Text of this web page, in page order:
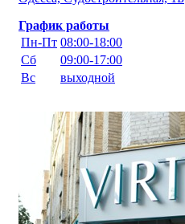
График работы
Пн-Пт 08:00-18:00
Сб
09:00-17:00
Вс
выходной